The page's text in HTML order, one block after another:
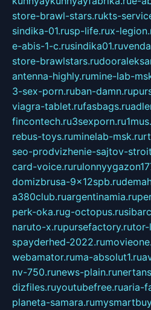
store-brawl-stars.rukts-
sindika-01.rusp-life.rux-
e-abis-1-c.rusindika01.ru
store-brawlstars.ru
antenna-highly.rumine-lab-
3-sex-porn.ruban-damn.ru
viagra-tablet.rufasbags.ru
fincontech.ru3sexporn.ru
rebus-toys.ruminelab-msk.ru
seo-prodvizhenie-sajtov-
card-voice.ru
domizbrusa-9x12spb.ru
a380club.ruargentinamia.ru
perk-oka.rug-octopus.ru
naruto-x.rupursefactory.rutor-
spayderhed-2022.ru
webamator.ruma-absolut1.ru
nv-750.runews-plain.ru
dizfiles.ruyoutubefree.ruaria-
planeta-samara.ru